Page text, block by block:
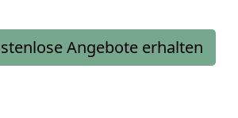
Angebote erhalten